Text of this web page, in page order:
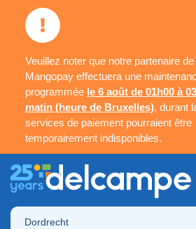
Veuillez noter que notre partenaire
Mangopay effectuera une
programmée le 6 août de 01h00 à
matin (heure de Bruxelles), durant
services de paiement pourraient être
temporairement indisponibles.
Dordrecht